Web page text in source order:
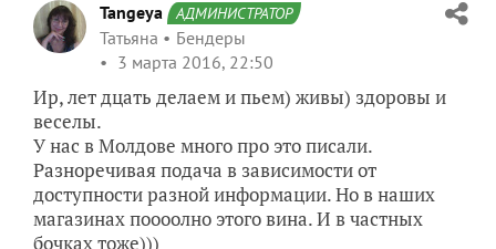
Tangeya АДМИНИСТРАТОР
Татьяна
Бендеры
3 марта 2016, 22:50
Ир, лет дцать делаем и пьем) живы) здоровы и
веселы.
У нас в Молдове много про это писали.
Разноречивая подача в зависимости от
доступности разной информации. Но в наших
магазинах поооолно этого вина. И в частных
бочках тоже)))